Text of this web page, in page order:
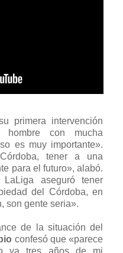
primera intervención
con mucha
es muy importante».
tener a una
para el futuro», alabó.
aseguró tener
del Córdoba, en
son gente seria».
de la situación del
confesó que «parece
ya tres años de mi